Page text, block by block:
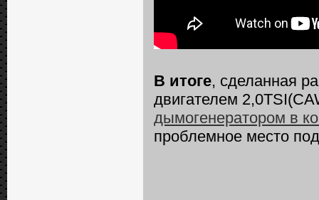
В итоге, сделанная
двигателем
дымогенератором в
проблемное место